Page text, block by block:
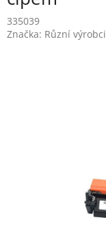
335039
Značka: Různí výrobci